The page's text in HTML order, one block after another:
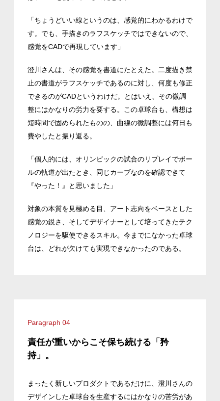
「ちょうどいい線というのは、感覚的にわかるわけで
す。でも、手描きのラフスケッチではできないので、
感覚をCADで再現しています」
澄川さんは、その感覚を書道にたとえた。二度描き禁
止の書道がラフスケッチであるのに対し、何度も修正
できるのがCADというわけだ。とはいえ、その微調
整にはかなりの労力を要する。この卓球台も、構想は
短時間で固められたものの、曲線の微調整には何日も
費やしたと振り返る。
「個人的には、オリンピックの試合のリプレイでボー
ルの軌道が出たとき、同じカーブなのを確認できて
『やった！』と思いました」
対象の本質を見極める目、アート志向をベースとした
感覚の鋭さ、そしてデザイナーとして培ってきたテク
ノロジーを駆使できるスキル。今までになかった卓球
台は、どれが欠けても実現できなかったのである。
Paragraph 04
責任が重いからこそ保ち続ける「矜
持」。
まったく新しいプロダクトであるだけに、澄川さんの
デザインした卓球台を生産するにはかなりの苦労があ